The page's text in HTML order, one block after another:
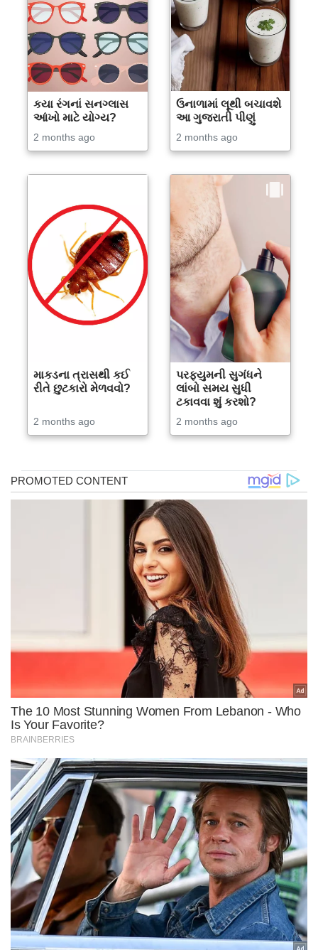
કયા રંગનાં સનગ્લાસ
આંખો માટે યોગ્ય?
2 months ago
ઉનાળામાં લૂથી બચાવશે
આ ગુજરાતી પીણું
2 months ago
માકડના ત્રાસથી કઈ
રીતે છુટકારો મેળવવો?
2 months ago
પરફ્યુમની સુગંધને
લાંબો સમય સુધી
ટકાવવા શું કરશો?
2 months ago